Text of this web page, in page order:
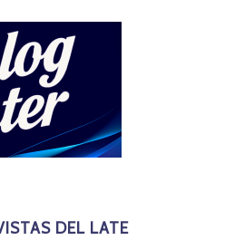
DEL LATE